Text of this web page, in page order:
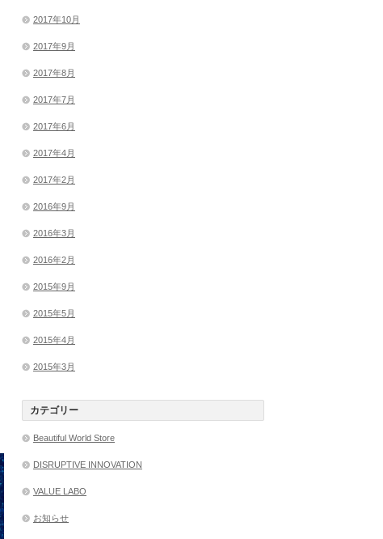
2017年10月
2017年9月
2017年8月
2017年7月
2017年6月
2017年4月
2017年2月
2016年9月
2016年3月
2016年2月
2015年9月
2015年5月
2015年4月
2015年3月
カテゴリー
Beautiful World Store
DISRUPTIVE INNOVATION
VALUE LABO
お知らせ